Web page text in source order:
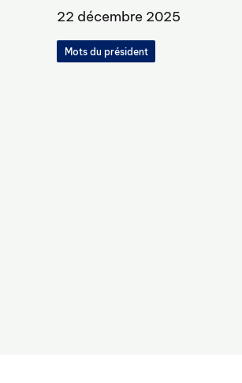
22 décembre 2025
Mots du président